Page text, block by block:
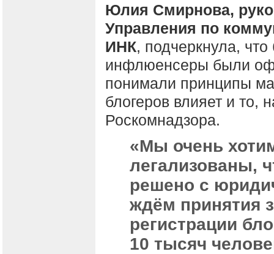
Юлия Смирнова,
Управления по
ИНК, подчеркнула,
инфлюенсеры были
понимали принципы
блогеров влияет и то,
Роскомнадзора.
«Мы очень
легализованы,
решено с
ждëм принятия
регистрации
10 тысяч